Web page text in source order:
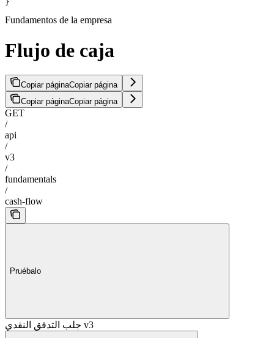
}
Fundamentos de la empresa
Flujo de caja
Copiar páginaCopiar página
Copiar páginaCopiar página
GET
/
api
/
v3
/
fundamentals
/
cash-flow
Pruébalo
جلب التدفق النقدي v3